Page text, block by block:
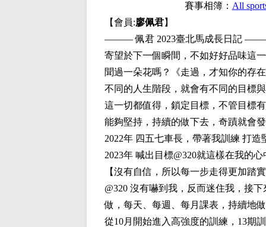
賽事相簿： All
【會員:廖佩君】
——— 佩君 2023臺北馬成長日記
寄望於下一個瞬間，不如好好品味這
聞過一朵花嗎？《走過，才知你的存
不同的人生階段，就會有不同的目標
這一切都值得，鎖定目標，不管目標
能夠堅持，持續的做下去，奇蹟就會
2022年 四五七車長，帶著我訓練 打造
2023年 喊出目標@320就這樣在我的
【沒有自信，所以每一步走得更加踏
@320 沒有嚇到我，反而迷住我，接
做，每天、每週、每月課表，持續地
從10月開始進入高強度的訓練，13期